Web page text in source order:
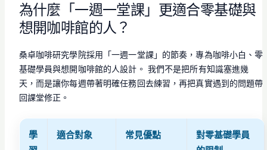
為什麼「一週一堂課」更適合零基礎與
想開咖啡館的人？
桑卓咖啡研究學院採用「一週一堂課」的節奏，專為咖啡小白、零
基礎學員與想開咖啡館的人設計。 我們不是把所有知識塞進幾
天，而是讓你每週帶著明確任務回去練習，再把真實遇到的問題帶
回課堂修正。
學
適合對象 常見優點
對零基礎學員